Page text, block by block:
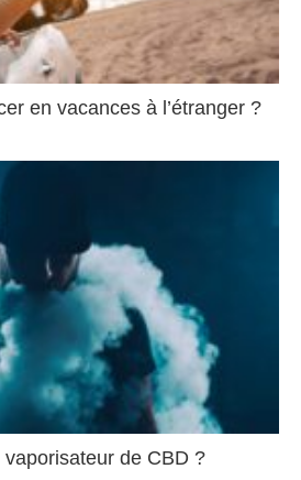
en vacances à l’étranger ?
de CBD ?